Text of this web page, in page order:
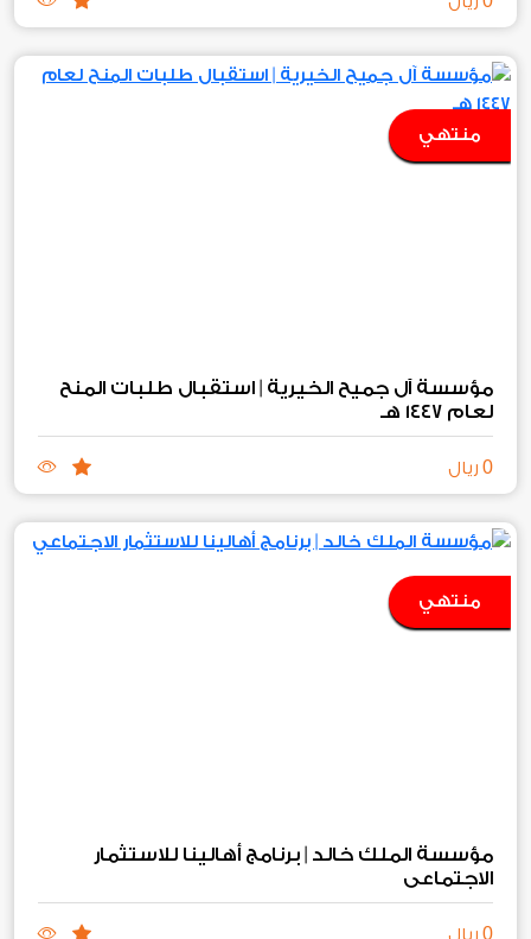
منتهي
مؤسسة آل جميح الخيرية | استقبال طلبات المنح
لعام ١٤٤٧ هـ
0 ريال
منتهي
مؤسسة الملك خالد | برنامج أهالينا للاستثمار
الاجتماعي
0